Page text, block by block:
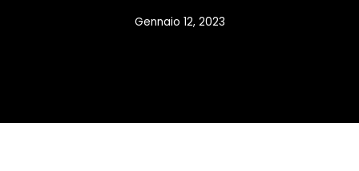
Gennaio 12, 2023